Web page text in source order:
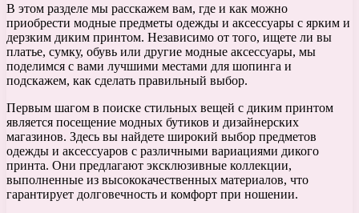
В этом разделе мы расскажем вам, где и как можно
приобрести модные предметы одежды и аксессуары с ярким и
дерзким диким принтом. Независимо от того, ищете ли вы
платье, сумку, обувь или другие модные аксессуары, мы
поделимся с вами лучшими местами для шопинга и
подскажем, как сделать правильный выбор.
Первым шагом в поиске стильных вещей с диким принтом
является посещение модных бутиков и дизайнерских
магазинов. Здесь вы найдете широкий выбор предметов
одежды и аксессуаров с различными вариациями дикого
принта. Они предлагают эксклюзивные коллекции,
выполненные из высококачественных материалов, что
гарантирует долговечность и комфорт при ношении.